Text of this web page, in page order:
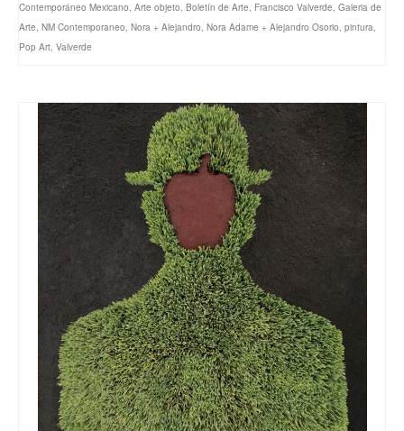
Contemporáneo Mexicano, Arte objeto, Boletín de Arte, Francisco Valverde, Galeria de
Arte, NM Contemporaneo, Nora + Alejandro, Nora Adame + Alejandro Osorio, pintura,
Pop Art, Valverde